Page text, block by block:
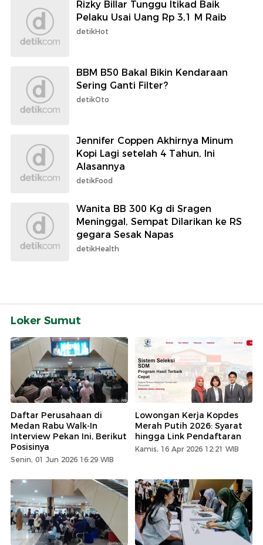
Rizky Billar Tunggu Itikad Baik
Pelaku Usai Uang Rp 3,1 M Raib
detikHot
BBM B50 Bakal Bikin Kendaraan
Sering Ganti Filter?
detikOto
Jennifer Coppen Akhirnya Minum
Kopi Lagi setelah 4 Tahun, Ini
Alasannya
detikFood
Wanita BB 300 Kg di Sragen
Meninggal, Sempat Dilarikan ke RS
gegara Sesak Napas
detikHealth
Loker Sumut
Daftar Perusahaan di
Medan Rabu Walk-In
Interview Pekan Ini, Berikut
Posisinya
Senin, 01 Jun 2026 16:29 WIB
Lowongan Kerja Kopdes
Merah Putih 2026: Syarat
hingga Link Pendaftaran
Kamis, 16 Apr 2026 12:21 WIB